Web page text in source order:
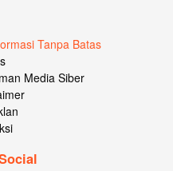
Media Siber